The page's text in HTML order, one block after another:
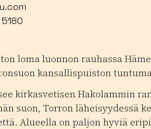
loma luonnon rauhassa
kansallispuiston
kirkasvetisen Hakolammin
suon, Torron läheisyydessä
Alueella on paljon hyviä